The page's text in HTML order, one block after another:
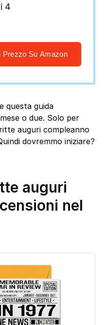
4
Prezzo Su Amazon
questa guida
o due. Solo per
auguri compleanno
dovremmo iniziare?
auguri
nel